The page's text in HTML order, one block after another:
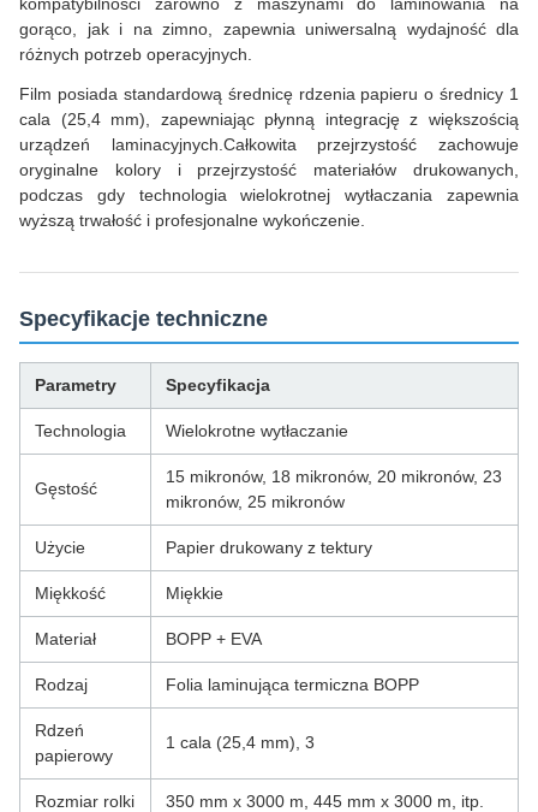
gorąco, jak i na zimno, zapewnia uniwersalną wydajność dla
różnych potrzeb operacyjnych.
Film posiada standardową średnicę rdzenia papieru o średnicy 1
cala (25,4 mm), zapewniając płynną integrację z większością
urządzeń laminacyjnych.Całkowita przejrzystość zachowuje
oryginalne kolory i przejrzystość materiałów drukowanych,
podczas gdy technologia wielokrotnej wytłaczania zapewnia
wyższą trwałość i profesjonalne wykończenie.
Specyfikacje techniczne
Parametry Specyfikacja
Technologia Wielokrotne wytłaczanie
Gęstość
15 mikronów, 18 mikronów, 20 mikronów, 23
mikronów, 25 mikronów
Użycie Papier drukowany z tektury
Miękkość Miękkie
Materiał BOPP + EVA
Rodzaj Folia laminująca termiczna BOPP
Rdzeń
papierowy
1 cala (25,4 mm), 3
Rozmiar rolki 350 mm x 3000 m, 445 mm x 3000 m, itp.